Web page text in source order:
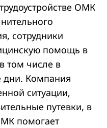
ОМК
сотрудники
помощь в
том числе в
Компания
ситуации,
путевки, в
помогает